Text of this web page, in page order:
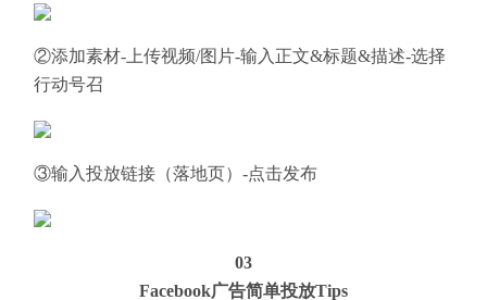
②添加素材-上传视频/图片-输入正文&标题&描述-选择
行动号召
③输入投放链接（落地页）-点击发布
03
Facebook广告简单投放Tips